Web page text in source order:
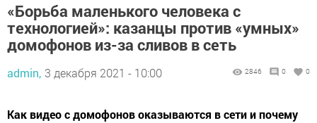
«Борьба маленького человека с
технологией»: казанцы против «умных»
домофонов из-за сливов в сеть
admin, 3 декабря 2021 - 10:00 2846 0 0
Как видео с домофонов оказываются в сети и почему